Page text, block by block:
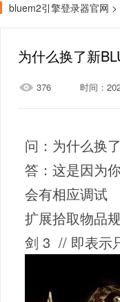
bluem2引擎登录器官网 >
为什么换了新
376 时间：
问：为什么换
答：这是因为
会有相应调试
扩展拾取物品
剑 3 // 即表示